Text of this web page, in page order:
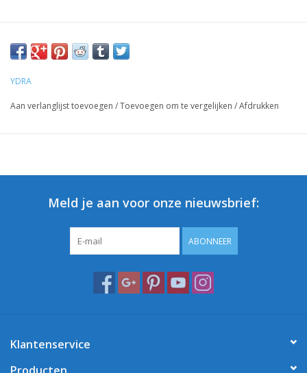
YDRA
Aan verlanglijst toevoegen /Toevoegen om te vergelijken /Afdrukken
Meld je aan voor onze nieuwsbrief:
ABONNEER
Klantenservice